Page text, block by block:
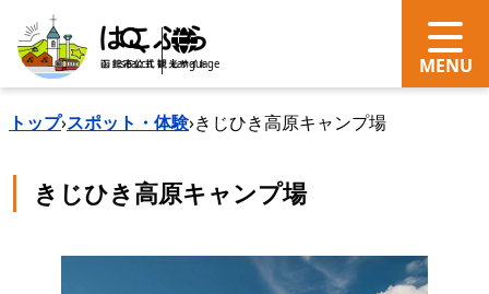
search Language
トップ›スポット・体験›きじひき高原キャンプ場
きじひき高原キャンプ場